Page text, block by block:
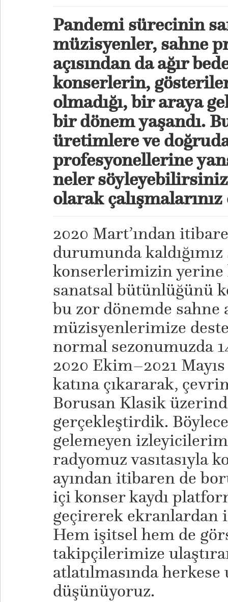
Pandemi sürecinin
müzisyenler, sahne
açısından da ağır
konserlerin,
olmadığı, bir araya
bir dönem yaşandı.
üretimlere ve
profesyonellerine
neler
olarak
2020 Mart’ından
durumunda
konserlerimizin yerine
sanatsal bütünlüğünü
bu zor dönemde sahne
müzisyenlerimize
normal sezonumuzda
2020 Ekim–2021
katına çıkararak,
Borusan Klasik
gerçekleştirdik.
gelemeyen
radyomuz vasıtasıyla
ayından itibaren de
içi konser kaydı
geçirerek ekranlardan
Hem işitsel hem de
takipçilerimize
atlatılmasında
düşünüyoruz.